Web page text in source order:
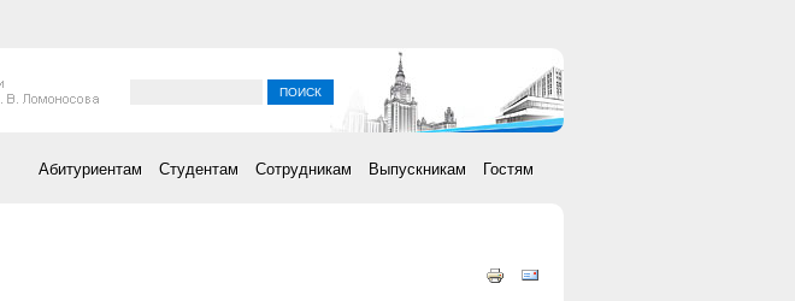
Абитуриентам Студентам Сотрудникам Выпускникам Гостям